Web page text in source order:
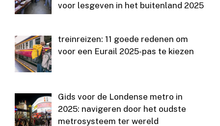
voor lesgeven in het buitenland 2025
treinreizen: 11 goede redenen om
voor een Eurail 2025-pas te kiezen
Gids voor de Londense metro in
2025: navigeren door het oudste
metrosysteem ter wereld